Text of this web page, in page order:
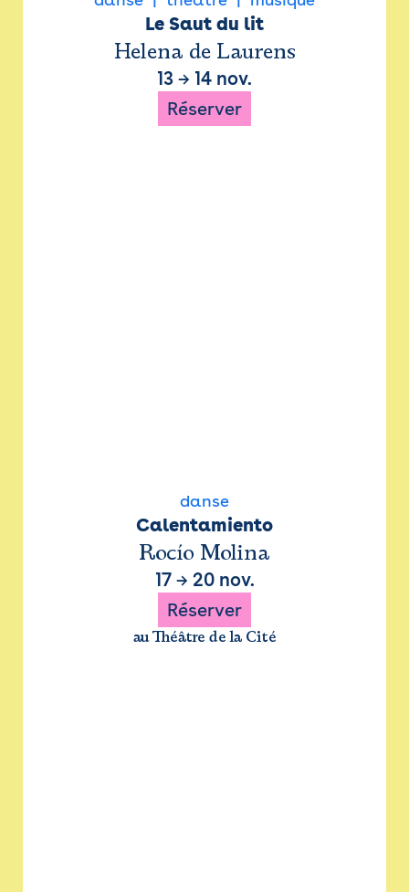
Le Saut du lit
Helena de Laurens
13 → 14 nov.
Réserver
danse
Calentamiento
Rocío Molina
17→ 20 nov.
Réserver
au Théâtre de la Cité